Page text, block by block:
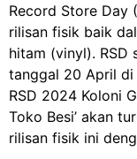
Record Store Day
rilisan fisik baik
hitam (vinyl). RSD
tanggal 20 April di
RSD 2024 Koloni
Toko Besi’ akan
rilisan fisik ini